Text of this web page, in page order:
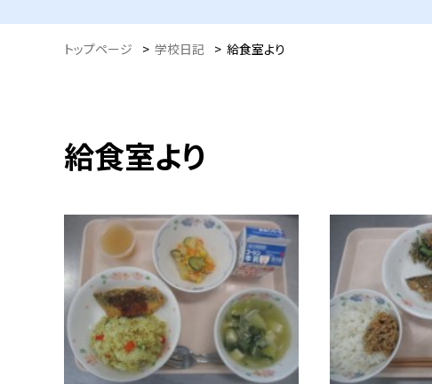
トップページ > 学校日記 > 給食室より
給食室より